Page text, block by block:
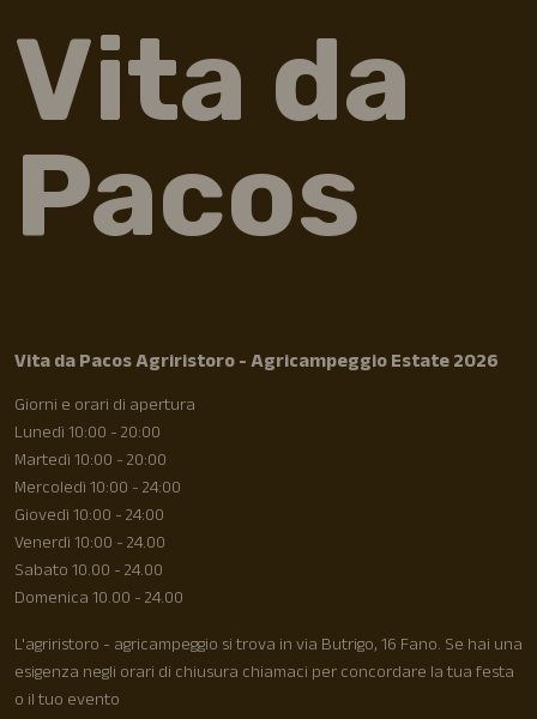
Vita da
Pacos
Vita da Pacos Agriristoro - Agricampeggio Estate 2026
Giorni e orari di apertura
Lunedì 10:00 - 20:00
Martedì 10:00 - 20:00
Mercoledì 10:00 - 24:00
Giovedì 10:00 - 24:00
Venerdì 10:00 - 24.00
Sabato 10.00 - 24.00
Domenica 10.00 - 24.00
L'agriristoro - agricampeggio si trova in via Butrigo, 16 Fano. Se hai una
esigenza negli orari di chiusura chiamaci per concordare la tua festa
o il tuo evento